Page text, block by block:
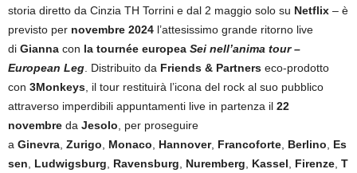
storia diretto da Cinzia TH Torrini e dal 2 maggio solo su Netflix – è
previsto per novembre 2024 l’attesissimo grande ritorno live
di Gianna con la tournée europea Sei nell’anima tour –
European Leg . Distribuito da Friends & Partners eco-prodotto
con 3Monkeys , il tour restituirà l’icona del rock al suo pubblico
attraverso imperdibili appuntamenti live in partenza il 22
novembre da Jesolo , per proseguire
a Ginevra Zurigo Monaco Hannover, Francoforte Berlino
Es
sen
Ludwigsburg Ravensburg Nuremberg Kassel Firenze T